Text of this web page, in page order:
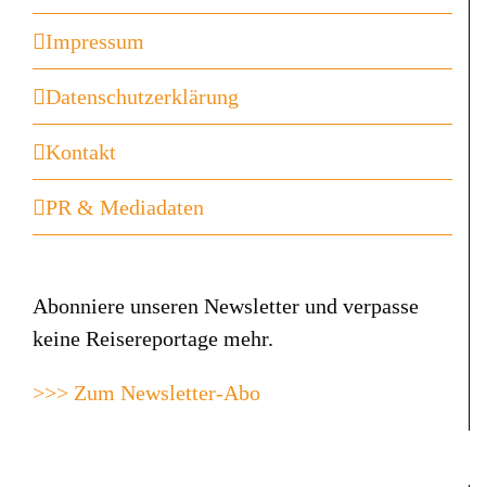
Impressum
Datenschutzerklärung
Kontakt
PR & Mediadaten
Abonniere unseren Newsletter und verpasse
keine Reisereportage mehr.
>>> Zum Newsletter-Abo